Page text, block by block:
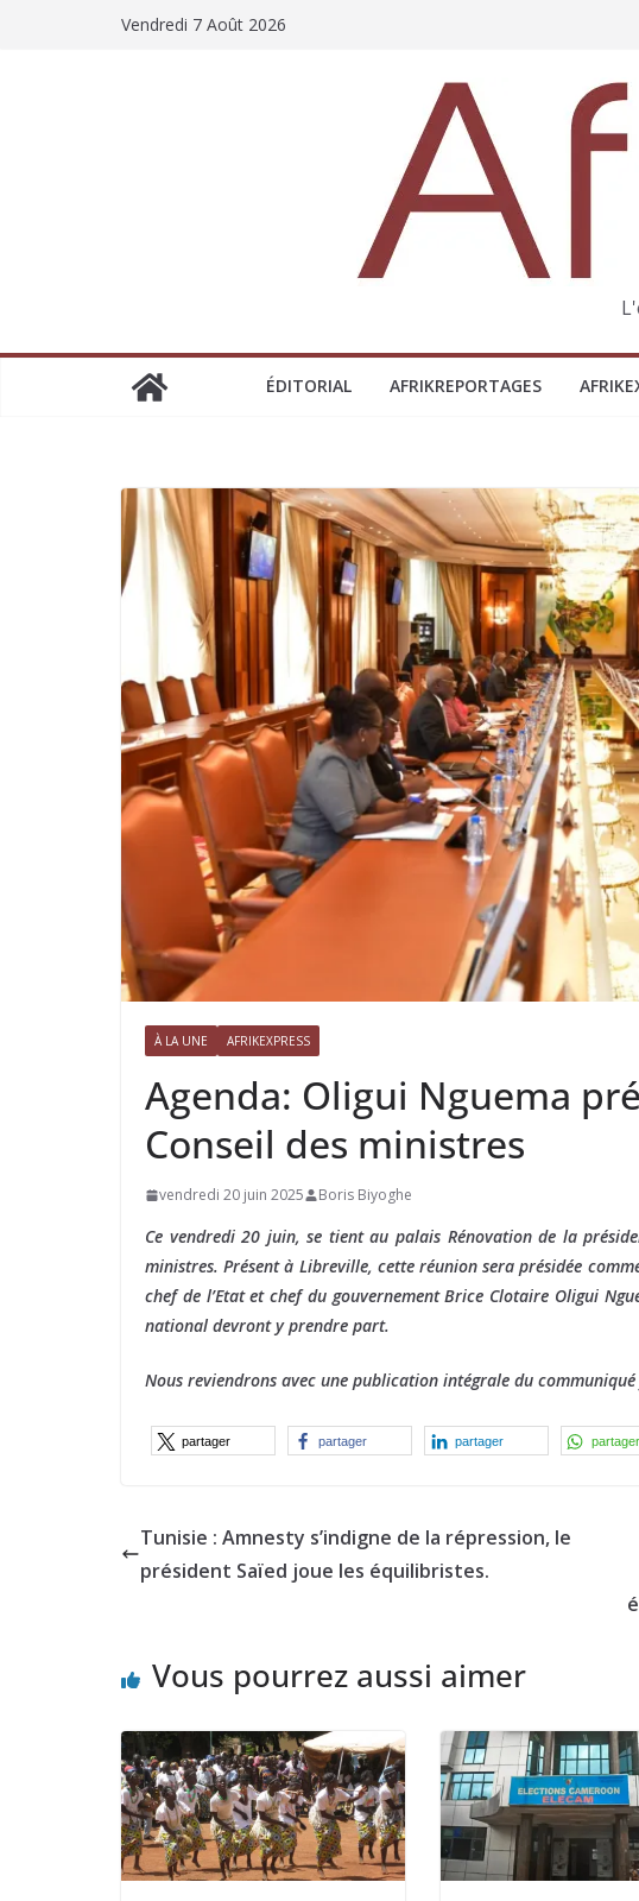
Vendredi 7 Août 2026
ÉDITORIAL AFRIKREPORTAGES
À LA UNE AFRIKEXPRESS
Agenda: Oligui Nguema
Conseil des ministres
vendredi 20 juin 2025 Boris Biyoghe
Ce vendredi 20 juin, se tient au palais Rénovation de la
ministres. Présent à Libreville, cette réunion sera présidée
chef de l’Etat et chef du gouvernement Brice Clotaire Oligui
national devront y prendre part.
Nous reviendrons avec une publication intégrale du
partager partager partager partager
Tunisie : Amnesty s’indigne de la répression, le
président Saïed joue les équilibristes.
Vous pourrez aussi aimer